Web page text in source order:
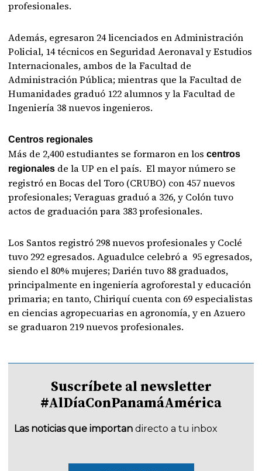
profesionales.
Además, egresaron 24 licenciados en Administración
Policial, 14 técnicos en Seguridad Aeronaval y Estudios
Internacionales, ambos de la Facultad de
Administración Pública; mientras que la Facultad de
Humanidades graduó 122 alumnos y la Facultad de
Ingeniería 38 nuevos ingenieros.
Centros regionales
Más de 2,400 estudiantes se formaron en loscentros
regionales de la UP en el país. El mayor número se
registró en Bocas del Toro (CRUBO) con 457 nuevos
profesionales; Veraguas graduó a 326, y Colón tuvo
actos de graduación para 383 profesionales.
Los Santos registró 298 nuevos profesionales y Coclé
tuvo 292 egresados. Aguadulce celebró a 95 egresados,
siendo el 80% mujeres; Darién tuvo 88 graduados,
principalmente en ingeniería agroforestal y educación
primaria; en tanto, Chiriquí cuenta con 69 especialistas
en ciencias agropecuarias en agronomía, y en Azuero
se graduaron 219 nuevos profesionales.
Suscríbete al newsletter
#AlDíaConPanamáAmérica
Las noticias que importan directo a tu inbox